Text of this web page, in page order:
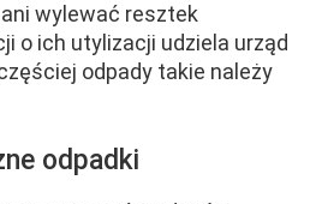
wylewać resztek
o ich utylizacji udziela urząd
odpady takie należy
odpadki